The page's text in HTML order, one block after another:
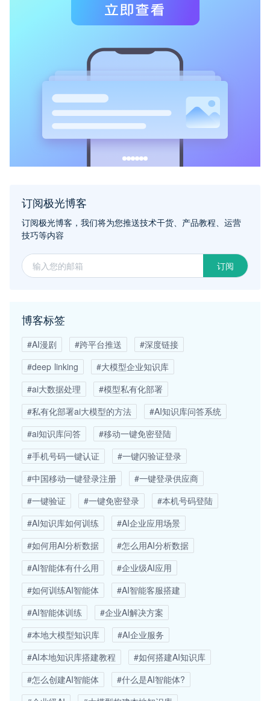
订阅极光博客
订阅极光博客，我们将为您推送技术干货、产品教程、运营
技巧等内容
订阅
博客标签
#AI漫剧 #跨平台推送
#深度链接
#deep linking
#大模型企业知识库
#ai大数据处理
#模型私有化部署
#私有化部署ai大模型的方法
#AI知识库问答系统
#ai知识库问答
#移动一键免密登陆
#手机号码一键认证
#一键闪验证登录
#中国移动一键登录注册
#一键登录供应商
#一键验证
#一键免密登录
#本机号码登陆
#AI知识库如何训练
#AI企业应用场景
#如何用AI分析数据
#怎么用AI分析数据
#AI智能体有什么用
#企业级AI应用
#如何训练AI智能体
#AI智能客服搭建
#AI智能体训练
#企业AI解决方案
#本地大模型知识库
#AI企业服务
#AI本地知识库搭建教程
#如何搭建AI知识库
#怎么创建AI智能体
#什么是AI智能体?